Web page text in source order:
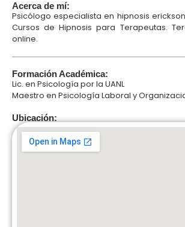
Acerca de mí:
Psicólogo especialista en hipnosis
Cursos de Hipnosis para Terapeutas.
online.
Formación Académica:
Lic. en Psicología por la UANL
Maestro en Psicología Laboral y
Ubicación: